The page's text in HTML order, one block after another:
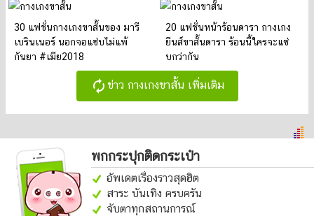
30 แฟชั่นกางเกงขาสั้นของ มารี
เบรินเนอร์ นอกจอแซ่บไม่แพ้
กันยา #เมีย2018
20 แฟชั่นหน้าร้อนดารา กางเกง
ยีนส์ขาสั้นดารา ร้อนนี้ใครจะแซ่
บกว่ากัน
autorenew ข่าว กางเกงขาสั้น เพิ่มเติม
พกกระปุกติดกระเป๋า
อัพเดตเรื่องราวสุดฮิต
สาระ บันเทิง ครบครัน
จับตาทุกสถานการณ์